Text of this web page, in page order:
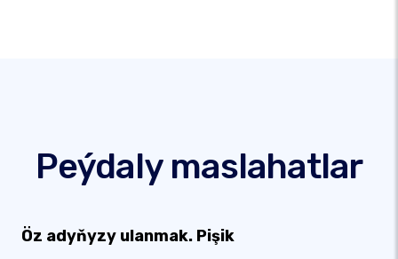
Peýdaly maslahatlar
Öz adyňyzy ulanmak. Pişik